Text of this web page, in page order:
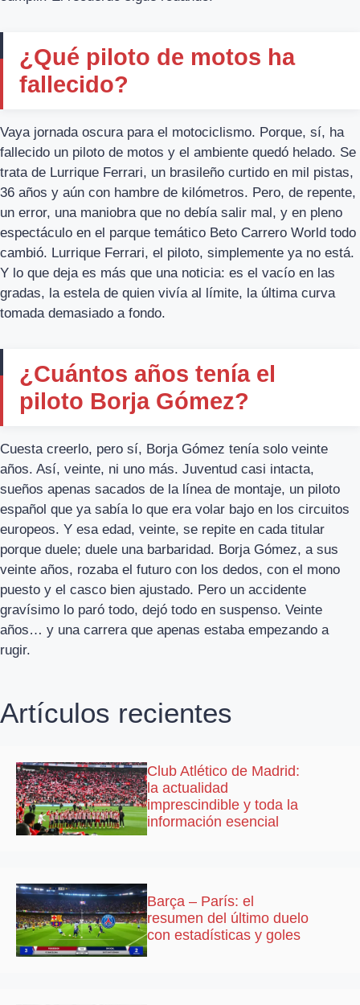
¿Qué piloto de motos ha
fallecido?
Vaya jornada oscura para el motociclismo. Porque, sí, ha
fallecido un piloto de motos y el ambiente quedó helado. Se
trata de Lurrique Ferrari, un brasileño curtido en mil pistas,
36 años y aún con hambre de kilómetros. Pero, de repente,
un error, una maniobra que no debía salir mal, y en pleno
espectáculo en el parque temático Beto Carrero World todo
cambió. Lurrique Ferrari, el piloto, simplemente ya no está.
Y lo que deja es más que una noticia: es el vacío en las
gradas, la estela de quien vivía al límite, la última curva
tomada demasiado a fondo.
¿Cuántos años tenía el
piloto Borja Gómez?
Cuesta creerlo, pero sí, Borja Gómez tenía solo veinte
años. Así, veinte, ni uno más. Juventud casi intacta,
sueños apenas sacados de la línea de montaje, un piloto
español que ya sabía lo que era volar bajo en los circuitos
europeos. Y esa edad, veinte, se repite en cada titular
porque duele; duele una barbaridad. Borja Gómez, a sus
veinte años, rozaba el futuro con los dedos, con el mono
puesto y el casco bien ajustado. Pero un accidente
gravísimo lo paró todo, dejó todo en suspenso. Veinte
años… y una carrera que apenas estaba empezando a
rugir.
Artículos recientes
Club Atlético de Madrid:
la actualidad
imprescindible y toda la
información esencial
Barça – París: el
resumen del último duelo
con estadísticas y goles